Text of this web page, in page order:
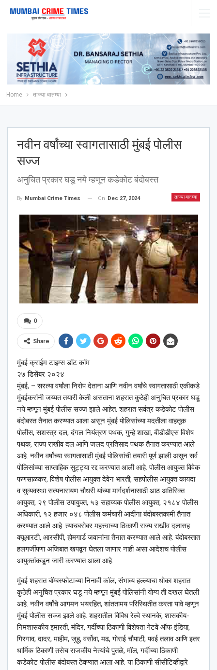
Home ताज्या बातम्या
नवीन वर्षांच्या स्वागतासाठी मुंबई पोलीस
सज्ज
अनुचित प्रकार घडू नये म्हणून कडेकोट बंदोबस्त
ताज्या बातम्या
By Mumbai Crime Times On Dec 27, 2024
0
Share
मुंबई क्राईम टाइम्स डॉट कॉम
२७ डिसेंबर २०२४
मुंबई, – सरत्या वर्षांला निरोप देताना आणि नवीन वर्षांचे स्वागतासाठी एकीकडे
मुंबईकरांनी जय्यत तयारी केली असताना शहरात कुठेही अनुचित प्रकार घडू
नये म्हणून मुंबई पोलीस सज्ज झाले आहेत. शहरात सर्वत्र कडेकोट पोलीस
बंदोबस्त तैनात करण्यात आला असून मुंबई पोलिसांच्या मदतीला वाहतूक
पोलीस, सशस्त्र दल, दंगल नियंत्रण पथक, गुन्हे शाखा, बीडीडीएस विशेष
पथक, राज्य राखीव दल आणि जलद प्रतिसाद पथक तैनात करण्यात आले
आहे. नवीन वर्षांच्या स्वागतासाठी मुंबई पोलिसांची तयारी पूर्ण झाली असून सर्व
पोलिसांच्या साप्ताहिक सुट्ट्या रद्द करण्यात आली आहे. पोलीस आयुक्त विवेक
फणसाळकर, विशेष पोलीस आयुक्त देवेन भारती, सहपोलीस आयुक्त कायदा
व सुव्यवस्था सत्यनारायण चौधरी यांच्या मार्गदर्शनासाठी आठ अतिरिक्त
आयुक्त, २९ पोलीस उपायुक्त, ५३ सहाय्यक पोलीस आयुक्त, २१८४ पोलीस
अधिकारी, १२ हजार ०४८ पोलीस कर्मचारी आदींना बंदोबस्तकामी तैनात
करण्यात आले आहे. त्याचबरोबर महत्त्वाच्या ठिकाणी राज्य राखीव दलासह
क्यूआरटी, आरसीपी, होमगार्ड जवानांना तैनात करण्यात आले आहे. बंदोबस्तात
हलगर्जीपणा अजिबात खपवून घेतला जाणार नाही असा आदेशच पोलीस
आयुक्तांकडून जारी करण्यात आला आहे.
मुंबई शहरात बॉम्बस्फोटाच्या निनावी कॉल, संभाव्य हल्ल्याचा धोका शहरात
कुठेही अनुचित प्रकार घडू नये म्हणून मुंबई पोलिसांनी योग्य ती दखल घेतली
आहे. नवीन वर्षांचे आगमन भयरहित, शांततामय परिस्थितीत करता यावे म्हणून
मुंबई पोलीस सज्ज झाले आहे. शहरातील विविध रेल्वे स्थानके, शासकीय-
निमशासकीय इमारती, मंदिर, गर्दीच्या ठिकाणी विशेषता गेटवे ऑफ इंडिया,
गिरगाव, दादर, माहीम, जुहू, वर्सोवा, मढ, गोराई चौपाटी, पवई तलाव आणि इतर
धार्मिक ठिकाणी तसेच राजकीय नेत्यांचे पुतळे, मॉल, गर्दीच्या ठिकाणी
कडेकोट पोलीस बंदोबस्त ठेवण्यात आला आहे. या ठिकाणी सीसीटिव्हीद्वारे